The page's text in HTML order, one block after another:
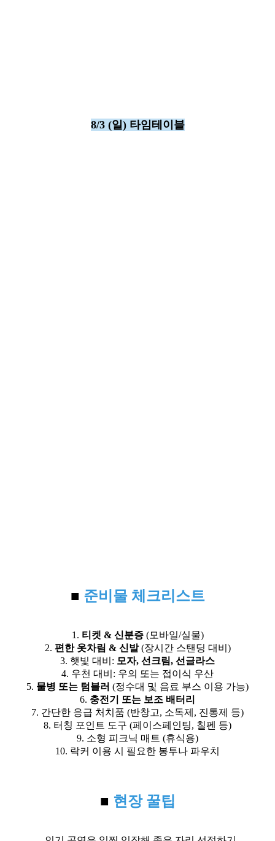
8/3 (일) 타임테이블
■ 준비물 체크리스트
1. 티켓 & 신분증(모바일/실물)
2. 편한 옷차림 & 신발(장시간 스탠딩 대비)
3. 햇빛 대비: 모자, 선크림, 선글라스
4. 우천 대비: 우의 또는 접이식 우산
5. 물병 또는 텀블러 (정수대 및 음료 부스 이용 가능)
6. 충전기 또는 보조 배터리
7. 간단한 응급 처치품 (반창고, 소독제, 진통제 등)
8. 터칭 포인트 도구 (페이스페인팅, 칠펜 등)
9. 소형 피크닉 매트 (휴식용)
10. 락커 이용 시 필요한 봉투나 파우치
■ 현장 꿀팁